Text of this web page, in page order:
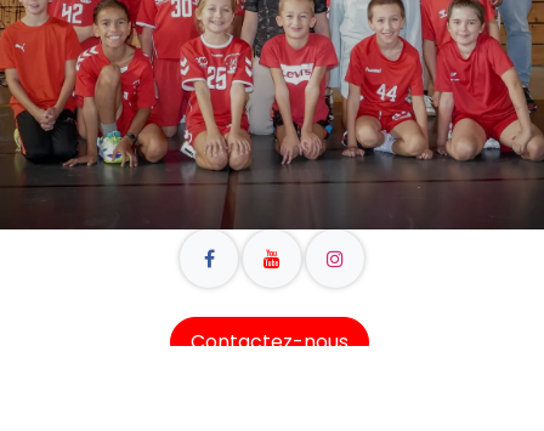
Contactez-nous